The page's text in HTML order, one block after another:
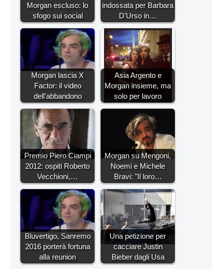
Morgan escluso: lo
sfogo sui social
indossata per Barbara
D'Urso in…
Morgan lascia X
Factor: il video
dell'abbandono
Asia Argento e
Morgan insieme, ma
solo per lavoro
Premio Piero Ciampi
2012: ospiti Roberto
Vecchioni,…
Morgan su Mengoni,
Noemi e Michele
Bravi: "Il loro…
Bluvertigo, Sanremo
2016 porterà fortuna
alla reunion
Una petizione per
cacciare Justin
Bieber dagli Usa